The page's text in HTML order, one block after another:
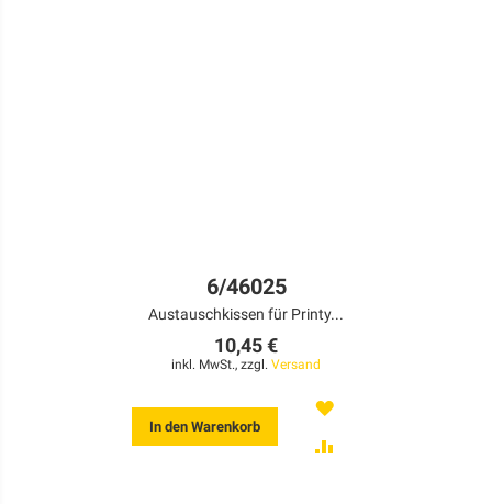
6/46025
Austauschkissen für Printy...
10,45 €
inkl. MwSt., zzgl. Versand
In den Warenkorb
MERKEN